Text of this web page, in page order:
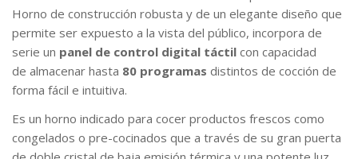
Horno de construcción robusta y de un elegante diseño que
permite ser expuesto a la vista del público, incorpora de
serie un panel de control digital táctil con capacidad
de almacenar hasta 80 programas distintos de cocción de
forma fácil e intuitiva.
Es un horno indicado para cocer productos frescos como
congelados o pre-cocinados que a través de su gran puerta